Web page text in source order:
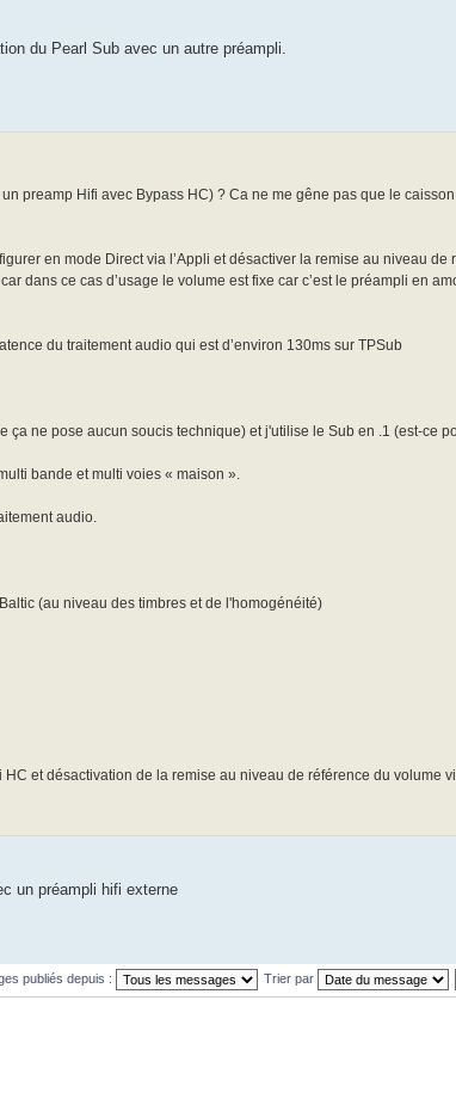
du Pearl Sub avec un autre préampli.
preamp Hifi avec Bypass HC) ? Ca ne me gêne pas que le
en mode Direct via l’Appli et désactiver la remise au niveau de
dans ce cas d’usage le volume est fixe car c’est le préampli en
du traitement audio qui est d’environ 130ms sur TPSub
ne pose aucun soucis technique) et j'utilise le Sub en .1 (est-ce
bande et multi voies « maison ».
audio.
(au niveau des timbres et de l'homogénéité)
et désactivation de la remise au niveau de référence du volume
un préampli hifi externe
publiés depuis : Trier par